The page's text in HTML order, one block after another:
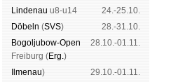
Lin­de­nau u8-u14
24.-25.10.
Dö­beln (SVS)
28.-31.10.
Bogoljubow-Open
Frei­burg (Erg.)
28.10.-01.11.
Il­me­nau)
29.10.-01.11.